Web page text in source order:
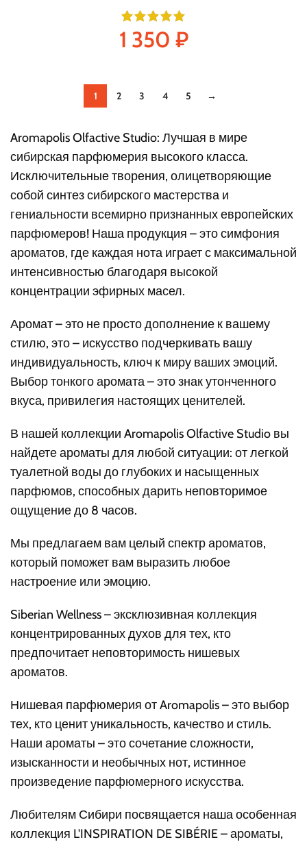
1 350 ₽
1 2 3 4 5 →
Aromapolis Olfactive Studio: Лучшая в мире
сибирская парфюмерия высокого класса.
Исключительные творения, олицетворяющие
собой синтез сибирского мастерства и
гениальности всемирно признанных европейских
парфюмеров! Наша продукция – это симфония
ароматов, где каждая нота играет с максимальной
интенсивностью благодаря высокой
концентрации эфирных масел.
Аромат – это не просто дополнение к вашему
стилю, это – искусство подчеркивать вашу
индивидуальность, ключ к миру ваших эмоций.
Выбор тонкого аромата – это знак утонченного
вкуса, привилегия настоящих ценителей.
В нашей коллекции Aromapolis Olfactive Studio вы
найдете ароматы для любой ситуации: от легкой
туалетной воды до глубоких и насыщенных
парфюмов, способных дарить неповторимое
ощущение до 8 часов.
Мы предлагаем вам целый спектр ароматов,
который поможет вам выразить любое
настроение или эмоцию.
Siberian Wellness – эксклюзивная коллекция
концентрированных духов для тех, кто
предпочитает неповторимость нишевых
ароматов.
Нишевая парфюмерия от Aromapolis – это выбор
тех, кто ценит уникальность, качество и стиль.
Наши ароматы – это сочетание сложности,
изысканности и необычных нот, истинное
произведение парфюмерного искусства.
Любителям Сибири посвящается наша особенная
коллекция L'INSPIRATION DE SIBÉRIE – ароматы,